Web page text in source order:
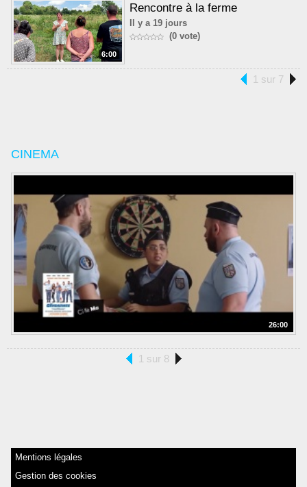
6:00
Rencontre à la ferme
Il y a 19 jours
(0 vote)
1 sur 7
CINEMA
26:00
1 sur 8
Mentions légales
Gestion des cookies